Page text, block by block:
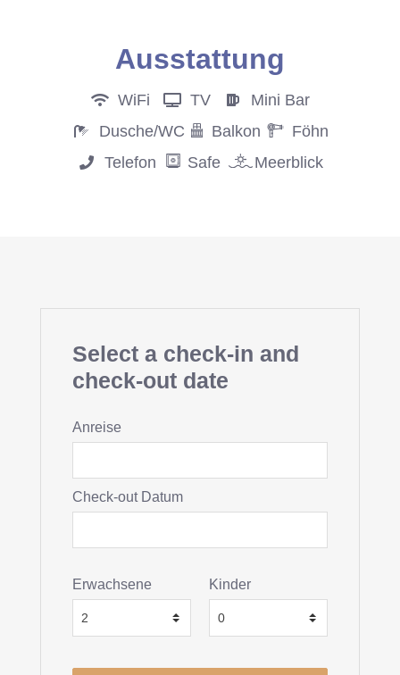
Ausstattung
WiFi TV
Mini Bar
Dusche/WC
Balkon
Föhn
Telefon
Safe Meerblick
Select a check-in and
check-out date
Anreise
Check-out Datum
Erwachsene Kinder